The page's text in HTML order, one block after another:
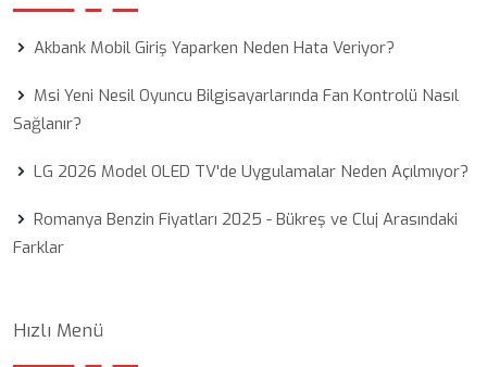
Akbank Mobil Giriş Yaparken Neden Hata Veriyor?
Msi Yeni Nesil Oyuncu Bilgisayarlarında Fan Kontrolü Nasıl
Sağlanır?
LG 2026 Model OLED TV'de Uygulamalar Neden Açılmıyor?
Romanya Benzin Fiyatları 2025 - Bükreş ve Cluj Arasındaki
Farklar
Hızlı Menü